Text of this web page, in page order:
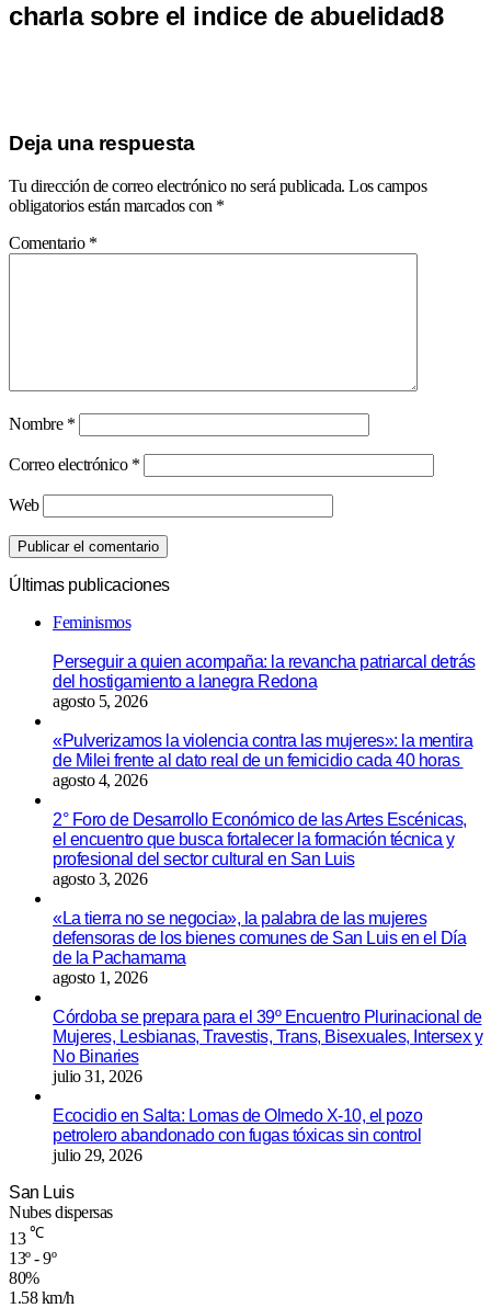
charla sobre el indice de abuelidad8
Deja una respuesta
Tu dirección de correo electrónico no será publicada. Los campos
obligatorios están marcados con *
Comentario *
Nombre *
Correo electrónico *
Web
Últimas publicaciones
Feminismos
Perseguir a quien acompaña: la revancha patriarcal detrás
del hostigamiento a lanegra Redona
agosto 5, 2026
«Pulverizamos la violencia contra las mujeres»: la mentira
de Milei frente al dato real de un femicidio cada 40 horas
agosto 4, 2026
2° Foro de Desarrollo Económico de las Artes Escénicas,
el encuentro que busca fortalecer la formación técnica y
profesional del sector cultural en San Luis
agosto 3, 2026
«La tierra no se negocia», la palabra de las mujeres
defensoras de los bienes comunes de San Luis en el Día
de la Pachamama
agosto 1, 2026
Córdoba se prepara para el 39º Encuentro Plurinacional de
Mujeres, Lesbianas, Travestis, Trans, Bisexuales, Intersex y
No Binaries
julio 31, 2026
Ecocidio en Salta: Lomas de Olmedo X-10, el pozo
petrolero abandonado con fugas tóxicas sin control
julio 29, 2026
San Luis
Nubes dispersas
13 ℃
13º - 9º
80%
1.58 km/h